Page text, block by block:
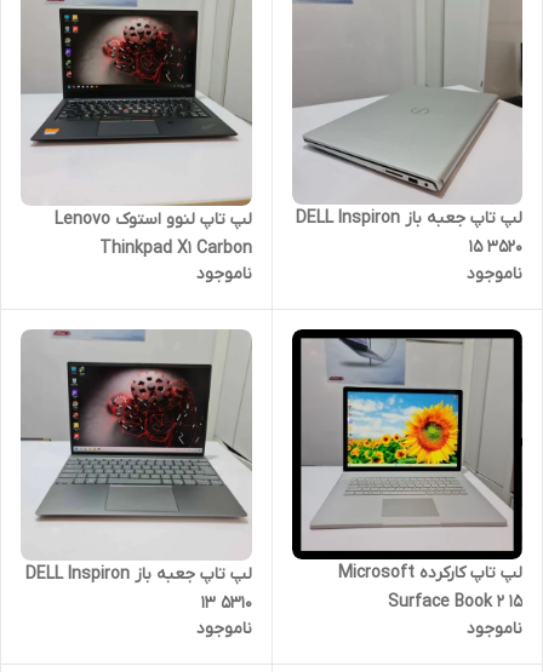
لپ تاپ جعبه باز DELL Inspiron
15 3520
ناموجود
لپ ‌تاپ لنوو استوک Lenovo
Thinkpad X1 Carbon
ناموجود
لپ تاپ کارکرده Microsoft
Surface Book 2 15
ناموجود
لپ تاپ جعبه باز DELL Inspiron
13 5310
ناموجود